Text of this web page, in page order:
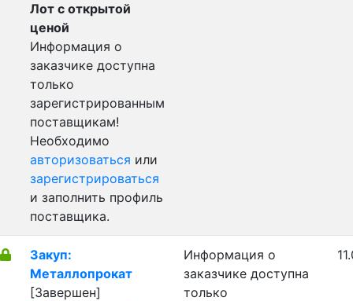
Лот с открытой
ценой
Информация о
заказчике доступна
только
зарегистрированным
поставщикам!
Необходимо
авторизоваться или
зарегистрироваться
и заполнить профиль
поставщика.
Закуп:
Металлопрокат
[Завершен]
Информация о
заказчике доступна
только